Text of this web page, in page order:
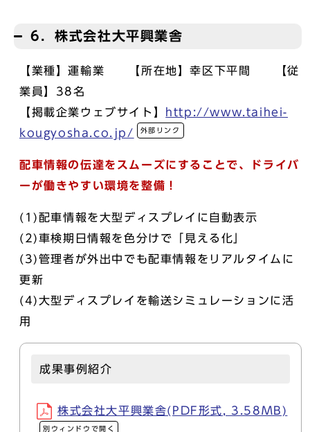
6．株式会社大平興業舎
【業種】運輸業 【所在地】幸区下平間 【従
業員】38名
【掲載企業ウェブサイト】
http://www.taihei-
kougyosha.co.jp/
外部リンク
配車情報の伝達をスムーズにすることで、ドライバ
ーが働きやすい環境を整備！
(1)配車情報を大型ディスプレイに自動表示
(2)車検期日情報を色分けで「見える化」
(3)管理者が外出中でも配車情報をリアルタイムに
更新
(4)大型ディスプレイを輸送シミュレーションに活
用
成果事例紹介
株式会社大平興業舎(PDF形式, 3.58MB)
別ウィンドウで開く